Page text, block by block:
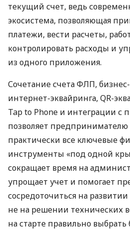
текущий счет, ведь
экосистема, позволяющая
платежи, вести расчеты,
контролировать расходы и
из одного приложения.
Сочетание счета ФЛП,
интернет-эквайринга, QR-
Tap to Phone и интеграции
позволяет предпринимателю
практически все ключевые
инструменты «под одной
сокращает время на
упрощает учет и помогает
сосредоточиться на развитии
не на решении технических
на старте правильно